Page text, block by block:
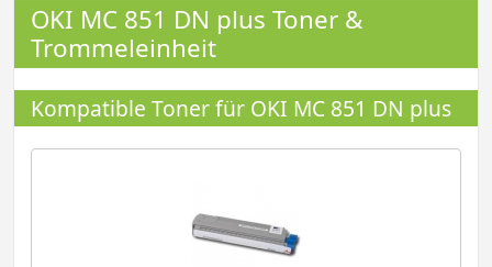
OKI MC 851 DN plus Toner &
Trommeleinheit
Kompatible Toner für OKI MC 851 DN plus